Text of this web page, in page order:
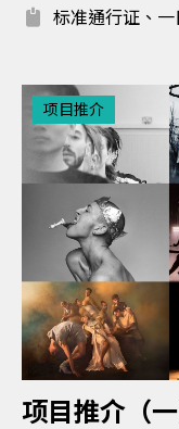
标准通行证、
项目推介
项目推介（